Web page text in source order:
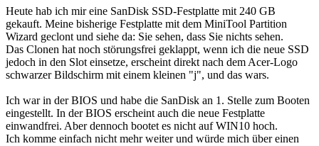
Heute hab ich mir eine SanDisk SSD-Festplatte mit 240 GB
gekauft. Meine bisherige Festplatte mit dem MiniTool Partition
Wizard geclont und siehe da: Sie sehen, dass Sie nichts sehen.
Das Clonen hat noch störungsfrei geklappt, wenn ich die neue SSD
jedoch in den Slot einsetze, erscheint direkt nach dem Acer-Logo
schwarzer Bildschirm mit einem kleinen "j", und das wars.
Ich war in der BIOS und habe die SanDisk an 1. Stelle zum Booten
eingestellt. In der BIOS erscheint auch die neue Festplatte
einwandfrei. Aber dennoch bootet es nicht auf WIN10 hoch.
Ich komme einfach nicht mehr weiter und würde mich über einen